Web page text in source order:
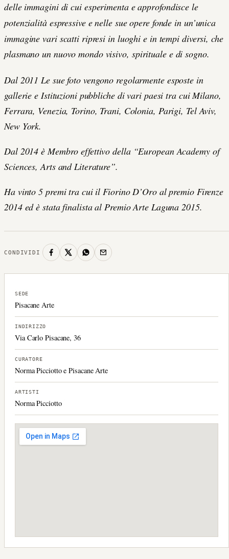
delle immagini di cui esperimenta e approfondisce le
potenzialità espressive e nelle sue opere fonde in un’unica
immagine vari scatti ripresi in luoghi e in tempi diversi, che
plasmano un nuovo mondo visivo, spirituale e di sogno.
Dal 2011 Le sue foto vengono regolarmente esposte in
gallerie e Istituzioni pubbliche di vari paesi tra cui Milano,
Ferrara, Venezia, Torino, Trani, Colonia, Parigi, Tel Aviv,
New York.
Dal 2014 è Membro effettivo della “European Academy of
Sciences, Arts and Literature”.
Ha vinto 5 premi tra cui il Fiorino D’Oro al premio Firenze
2014 ed è stata finalista al Premio Arte Laguna 2015.
CONDIVIDI
SEDE
Pisacane Arte
INDIRIZZO
Via Carlo Pisacane, 36
CURATORE
Norma Picciotto e Pisacane Arte
ARTISTI
Norma Picciotto